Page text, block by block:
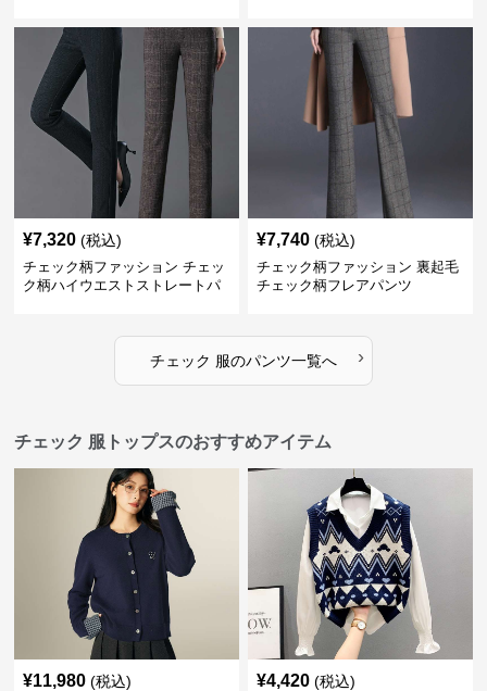
¥7,320 (税込)
チェック柄ファッション チェッ
ク柄ハイウエストストレートパ
¥7,740 (税込)
チェック柄ファッション 裏起毛
チェック柄フレアパンツ
チェック 服のパンツ一覧へ ›
チェック 服トップスのおすすめアイテム
¥11,980 (税込) ¥4,420 (税込)